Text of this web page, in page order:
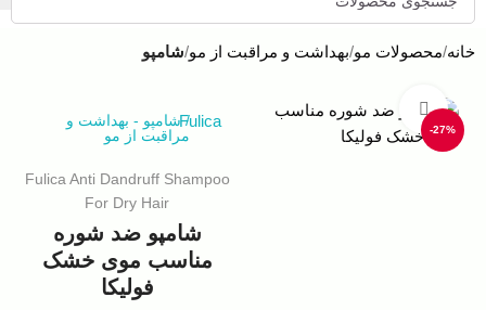
خانه محصولات مو بهداشت و مراقبت از مو شامپو
-27%
بزرگنمایی تصویر
Fulica
/شامپو - بهداشت و
مراقبت از مو
Fulica Anti Dandruff Shampoo
For Dry Hair
شامپو ضد شوره
مناسب موی خشک
فولیکا